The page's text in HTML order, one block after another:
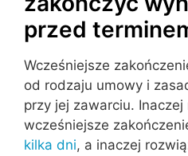
przed
Wcześniejsze
od rodzaju umowy i
przy jej zawarciu.
wcześniejsze
kilka dni, a inaczej